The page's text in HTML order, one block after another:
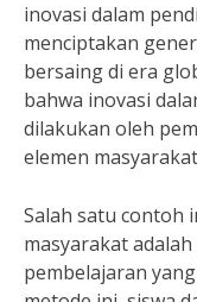
inovasi dalam
menciptakan
bersaing di era
bahwa inovasi
dilakukan oleh
elemen
Salah satu contoh
masyarakat
pembelajaran